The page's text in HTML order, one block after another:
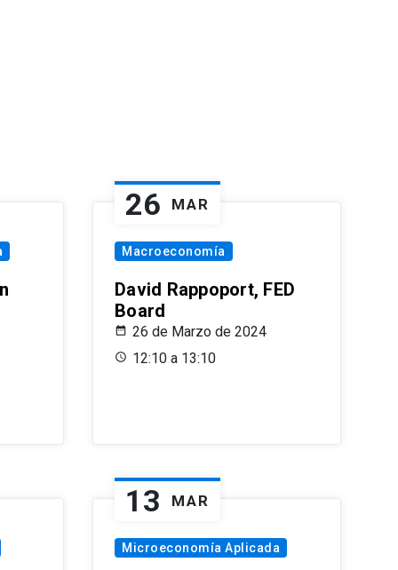
26 MAR
Macroeconomía
David Rappoport, FED
Board
26 de Marzo de 2024
12:10 a 13:10
13 MAR
Microeconomía Aplicada